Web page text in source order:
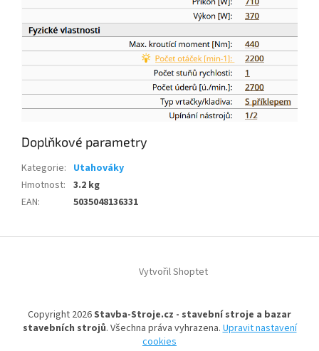
Doplňkové parametry
Kategorie: Utahováky
Hmotnost: 3.2 kg
EAN: 5035048136331
Vytvořil Shoptet
Copyright 2026Stavba-Stroje.cz - stavební stroje a bazar
stavebních strojů. Všechna práva vyhrazena. Upravit nastavení
cookies